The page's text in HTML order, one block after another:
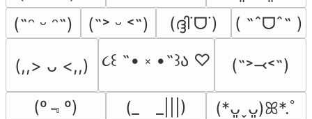
(˶ᵔ ᵕ ᵔ˶)
(˶˃ ᵕ ˂˶) (ദ്ദി˙ᗜ˙) ( ˶ˆᗜˆ˵ )
(,,> ᴗ <,,) ૮꒰ ˶• ༝ •˶꒱ა ♡ (˶˃⤙˂˶)
(º﹃º) (_　_|||)
(*ᴗ͈ˬᴗ͈)ꕤ*.ﾟ